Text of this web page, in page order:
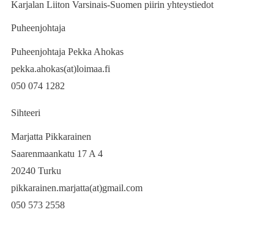
Karjalan Liiton Varsinais-Suomen piirin yhteystiedot
Puheenjohtaja
Puheenjohtaja Pekka Ahokas
pekka.ahokas(at)loimaa.fi
050 074 1282
Sihteeri
Marjatta Pikkarainen
Saarenmaankatu 17 A 4
20240 Turku
pikkarainen.marjatta(at)gmail.com
050 573 2558